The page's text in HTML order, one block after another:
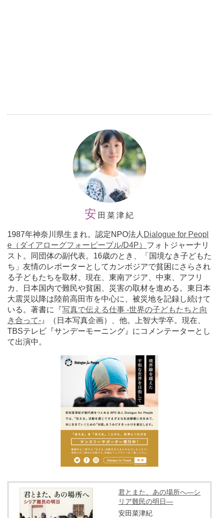
安 田菜津紀
1987年神奈川県生まれ。 認定NPO法人 Dialogue for Peopl
e（ダイアローグフォーピープル/D4P） フォトジャーナリ
スト。同団体の副代表。16歳のとき、「国境なき子どもた
ち」友情のレポーターとしてカンボジアで貧困にさらされ
る子どもたちを取材。現在、東南アジア、中東、アフリ
カ、日本国内で難民や貧困、災害の取材を進める。東日本
大震災以降は陸前高田市を中心に、被災地を記録し続けて
いる。著書に『写真で伝える仕事 -世界の子どもたちと向
き合って- 』（日本写真企画）、他。上智大学卒。現在、
TBSテレビ『サンデーモーニング』にコメンテーターとし
て出演中。
君とまた、あの場所へ―シ
リア難民の明日―
安田菜津紀